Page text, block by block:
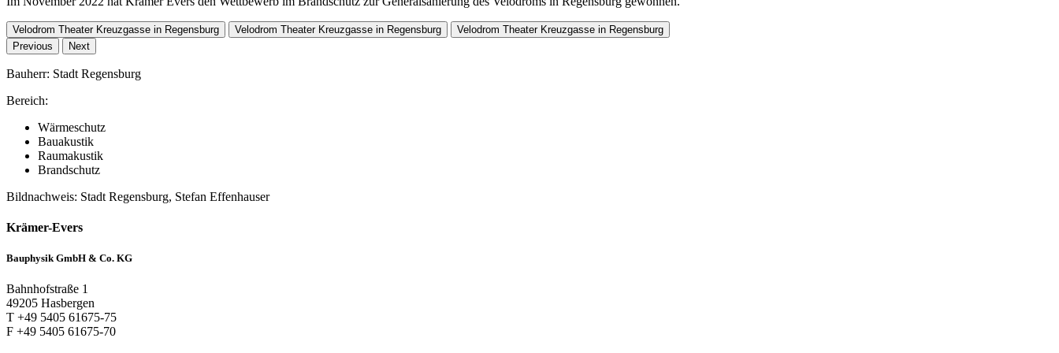
Velodrom Theater Kreuzgasse in Regensburg Velodrom Theater Kreuzgasse in Regensburg
Velodrom Theater Kreuzgasse in Regensburg
Previous
Next
Bauherr: Stadt Regensburg
Bereich:
Wärmeschutz
Bauakustik
Raumakustik
Brandschutz
Bildnachweis: Stadt Regensburg, Stefan Effenhauser
Krämer-Evers
Bauphysik GmbH & Co. KG
Bahnhofstraße 1
49205 Hasbergen
T +49 5405 61675-75
F +49 5405 61675-70